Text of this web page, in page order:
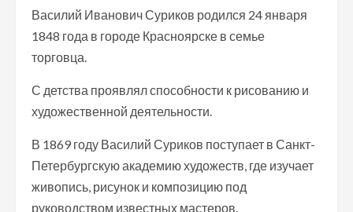
Василий Иванович Суриков родился 24 января
1848 года в городе Красноярске в семье
торговца.
С детства проявлял способности к рисованию и
художественной деятельности.
В 1869 году Василий Суриков поступает в Санкт-
Петербургскую академию художеств, где изучает
живопись, рисунок и композицию под
руководством известных мастеров.